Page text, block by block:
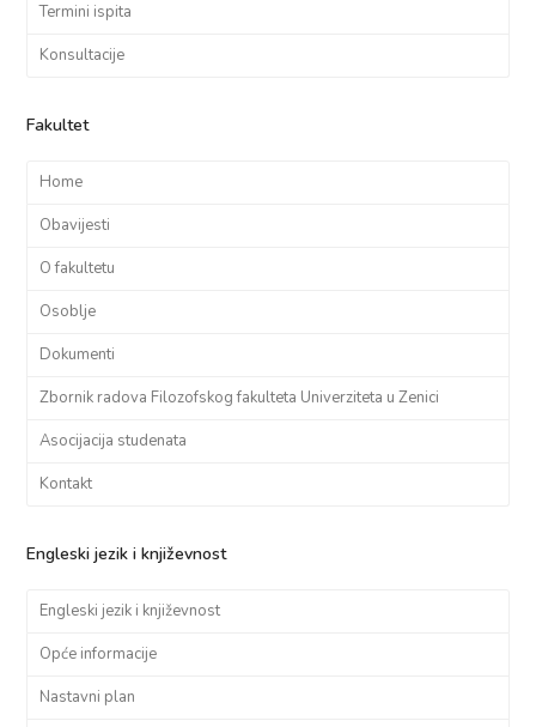
Termini ispita
Konsultacije
Fakultet
Home
Obavijesti
O fakultetu
Osoblje
Dokumenti
Zbornik radova Filozofskog fakulteta Univerziteta u Zenici
Asocijacija studenata
Kontakt
Engleski jezik i književnost
Engleski jezik i književnost
Opće informacije
Nastavni plan